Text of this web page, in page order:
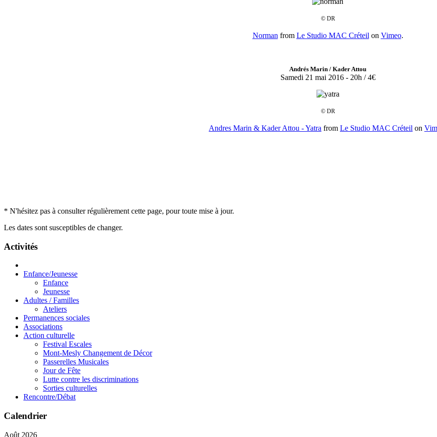
© DR
Norman from Le Studio MAC Créteil on Vimeo.
Andrés Marin / Kader Attou
Samedi 21 mai 2016 - 20h / 4€
© DR
Andres Marin & Kader Attou - Yatra from Le Studio MAC Créteil on
* N'hésitez pas à consulter régulièrement cette page, pour toute mise à jour.
Les dates sont susceptibles de changer.
Activités
Enfance/Jeunesse
Enfance
Jeunesse
Adultes / Familles
Ateliers
Permanences sociales
Associations
Action culturelle
Festival Escales
Mont-Mesly Changement de Décor
Passerelles Musicales
Jour de Fête
Lutte contre les discriminations
Sorties culturelles
Rencontre/Débat
Calendrier
Août 2026